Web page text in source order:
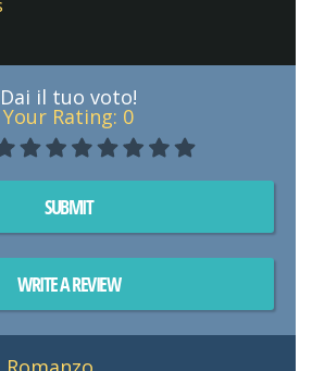
Dai il tuo voto!
Your Rating: 0
SUBMIT
WRITE A REVIEW